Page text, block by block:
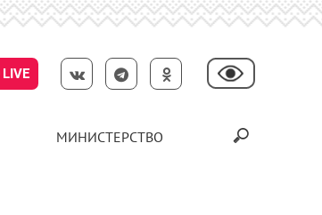
LIVE
МИНИСТЕРСТВО